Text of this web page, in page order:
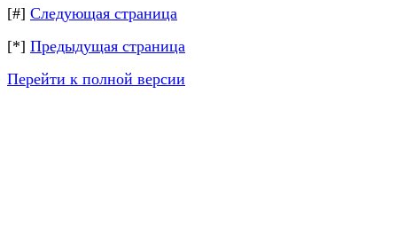
[#] Следующая страница
[*] Предыдущая страница
Перейти к полной версии